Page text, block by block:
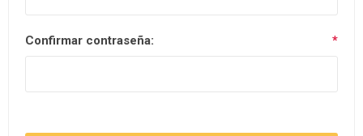
Confirmar contraseña: *